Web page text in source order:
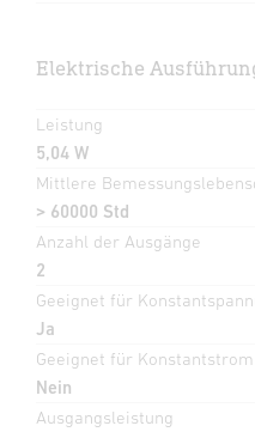
Elektrische
Leistung
5,04 W
Mittlere
> 60000 Std
Anzahl der Ausgänge
2
Geeignet für
Ja
Geeignet für Konstantstrom
Nein
Ausgangsleistung